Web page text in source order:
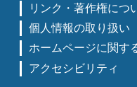
リンク・著作権につ
個人情報の取り扱い
ホームページに関す
アクセシビリティ